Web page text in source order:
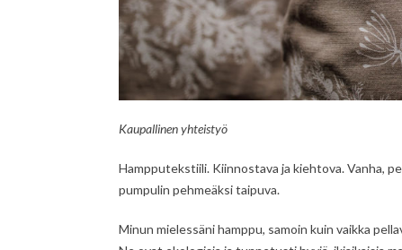
Kaupallinen yhteistyö
Hampputekstiili. Kiinnostava ja kiehtova. Vanha,
pumpulin pehmeäksi taipuva.
Minun mielessäni hamppu, samoin kuin vaikka